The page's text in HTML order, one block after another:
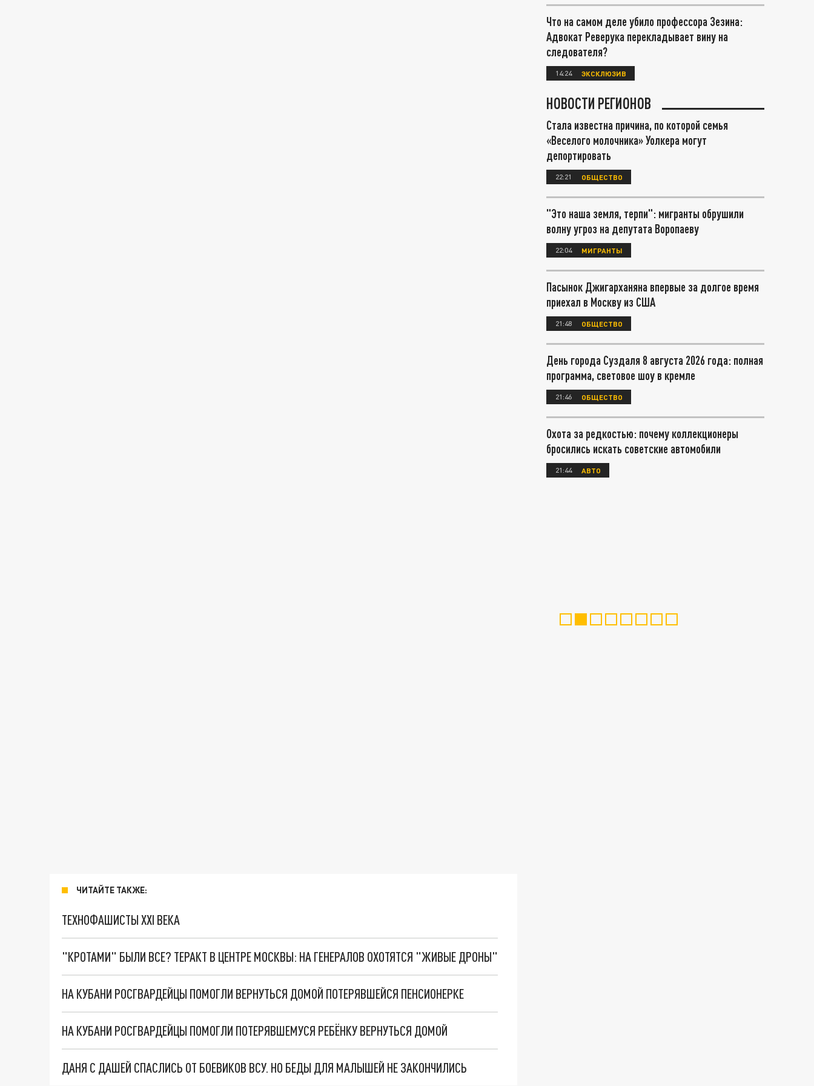
ЧИТАЙТЕ ТАКЖЕ:
ТЕХНОФАШИСТЫ XXI ВЕКА
"КРОТАМИ" БЫЛИ ВСЕ? ТЕРАКТ В ЦЕНТРЕ МОСКВЫ: НА ГЕНЕРАЛОВ ОХОТЯТСЯ "ЖИВЫЕ ДРОНЫ"
НА КУБАНИ РОСГВАРДЕЙЦЫ ПОМОГЛИ ВЕРНУТЬСЯ ДОМОЙ ПОТЕРЯВШЕЙСЯ ПЕНСИОНЕРКЕ
НА КУБАНИ РОСГВАРДЕЙЦЫ ПОМОГЛИ ПОТЕРЯВШЕМУСЯ РЕБЁНКУ ВЕРНУТЬСЯ ДОМОЙ
ДАНЯ С ДАШЕЙ СПАСЛИСЬ ОТ БОЕВИКОВ ВСУ. НО БЕДЫ ДЛЯ МАЛЫШЕЙ НЕ ЗАКОНЧИЛИСЬ
Что на самом деле убило профессора Зезина:
Адвокат Реверука перекладывает вину на
следователя?
14:24 ЭКСКЛЮЗИВ
НОВОСТИ РЕГИОНОВ
Стала известна причина, по которой семья
«Веселого молочника» Уолкера могут
депортировать
22:21 ОБЩЕСТВО
"Это наша земля, терпи": мигранты обрушили
волну угроз на депутата Воропаеву
22:04 МИГРАНТЫ
Пасынок Джигарханяна впервые за долгое время
приехал в Москву из США
21:48 ОБЩЕСТВО
День города Суздаля 8 августа 2026 года: полная
программа, световое шоу в кремле
21:46 ОБЩЕСТВО
Охота за редкостью: почему коллекционеры
бросились искать советские автомобили
21:44 АВТО